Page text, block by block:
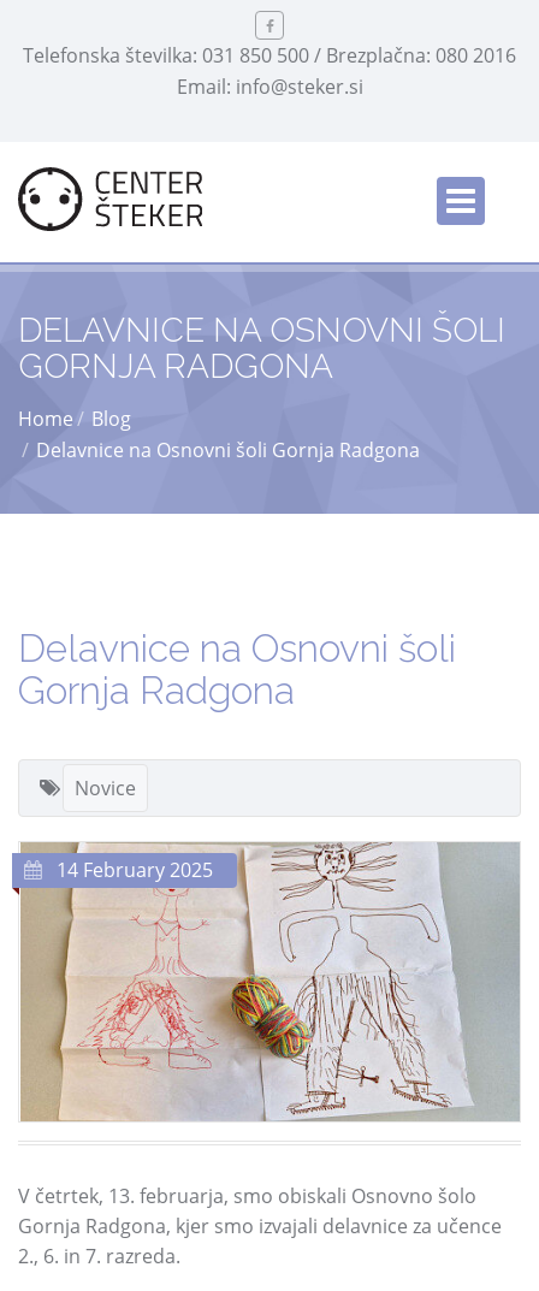
Telefonska številka: 031 850 500 / Brezplačna: 080 2016
Email: info@steker.si
DELAVNICE NA OSNOVNI ŠOLI
GORNJA RADGONA
Home
Blog
Delavnice na Osnovni šoli Gornja Radgona
Delavnice na Osnovni šoli
Gornja Radgona
Novice
14 February 2025
V četrtek, 13. februarja, smo obiskali Osnovno šolo
Gornja Radgona, kjer smo izvajali delavnice za učence
2., 6. in 7. razreda.